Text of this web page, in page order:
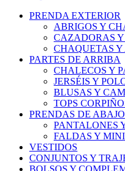
PRENDA EXTERIOR
ABRIGOS Y
CAZADORAS
CHAQUETAS
PARTES DE ARRIBA
CHALECOS Y
JERSÉIS Y
BLUSAS Y
TOPS
PRENDAS DE ABAJO
PANTALONES
FALDAS Y
VESTIDOS
CONJUNTOS Y
BOLSOS Y